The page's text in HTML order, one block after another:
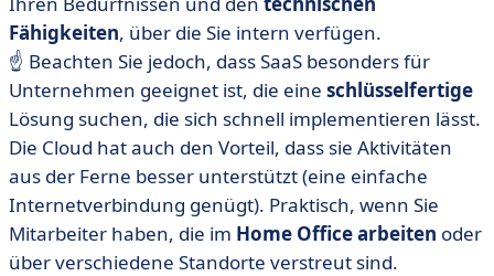
Fähigkeiten, über die Sie intern verfügen.
☝️ Beachten Sie jedoch, dass SaaS besonders für
Unternehmen geeignet ist, die eine schlüsselfertige
Lösung suchen, die sich schnell implementieren lässt.
Die Cloud hat auch den Vorteil, dass sie Aktivitäten
aus der Ferne besser unterstützt (eine einfache
Internetverbindung genügt). Praktisch, wenn Sie
Mitarbeiter haben, die im Home Office arbeiten oder
über verschiedene Standorte verstreut sind.